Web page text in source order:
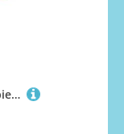
Sprunki Kuscheltier, Süße Spielfigur Stofftier Mini Weich Plüschtier Kissen Plüsch Spielzeug Für Die Partydekoration Zu Hause(5PCS-C)